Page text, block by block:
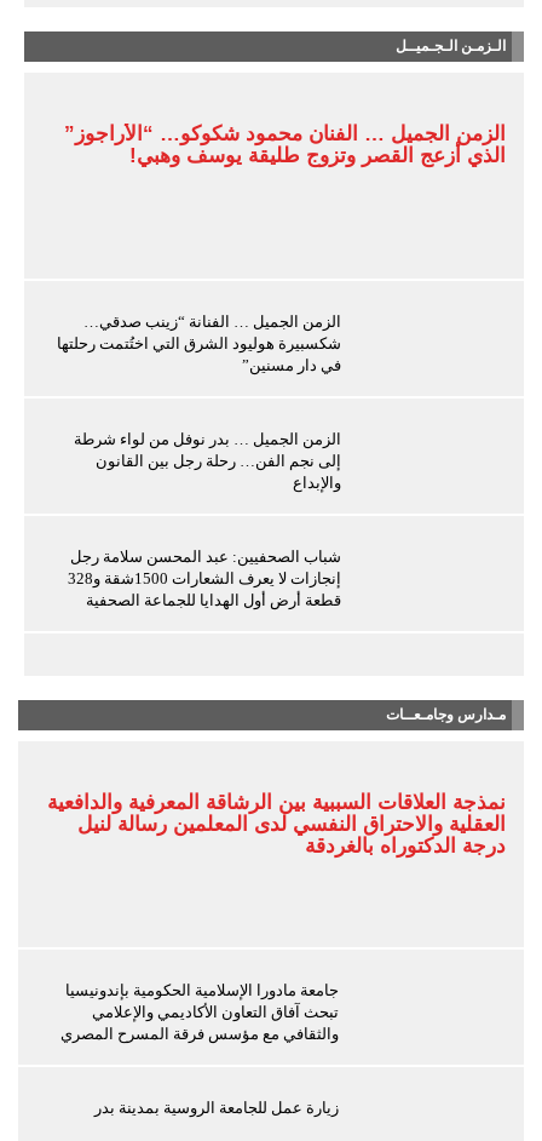
الـزمـن الـجـميــل
الزمن الجميل … الفنان محمود شكوكو… “الأراجوز”
الذي أزعج القصر وتزوج طليقة يوسف وهبي!
الزمن الجميل … الفنانة “زينب صدقي…
شكسبيرة هوليود الشرق التي اختُتمت رحلتها
في دار مسنين”
الزمن الجميل … بدر نوفل من لواء شرطة
إلى نجم الفن… رحلة رجل بين القانون
والإبداع
شباب الصحفيين: عبد المحسن سلامة رجل
إنجازات لا يعرف الشعارات 1500شقة و328
قطعة أرض أول الهدايا للجماعة الصحفية
مـدارس وجامـعــات
نمذجة العلاقات السببية بين الرشاقة المعرفية والدافعية
العقلية والاحتراق النفسي لدى المعلمين رسالة لنيل
درجة الدكتوراه بالغردقة
جامعة مادورا الإسلامية الحكومية بإندونيسيا
تبحث آفاق التعاون الأكاديمي والإعلامي
والثقافي مع مؤسس فرقة المسرح المصري
زيارة عمل للجامعة الروسية بمدينة بدر